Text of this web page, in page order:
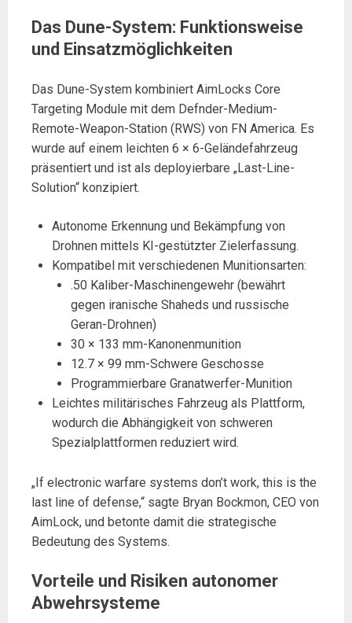
Das Dune-System: Funktionsweise
und Einsatzmöglichkeiten
Das Dune-System kombiniert AimLocks Core
Targeting Module mit dem Defnder-Medium-
Remote-Weapon-Station (RWS) von FN America. Es
wurde auf einem leichten 6 × 6-Geländefahrzeug
präsentiert und ist als deployierbare „Last-Line-
Solution“ konzipiert.
Autonome Erkennung und Bekämpfung von
Drohnen mittels KI-gestützter Zielerfassung.
Kompatibel mit verschiedenen Munitionsarten:
.50 Kaliber-Maschinengewehr (bewährt
gegen iranische Shaheds und russische
Geran-Drohnen)
30 × 133 mm-Kanonenmunition
12.7 × 99 mm-Schwere Geschosse
Programmierbare Granatwerfer-Munition
Leichtes militärisches Fahrzeug als Plattform,
wodurch die Abhängigkeit von schweren
Spezialplattformen reduziert wird.
„If electronic warfare systems don’t work, this is the
last line of defense,“ sagte Bryan Bockmon, CEO von
AimLock, und betonte damit die strategische
Bedeutung des Systems.
Vorteile und Risiken autonomer
Abwehrsysteme